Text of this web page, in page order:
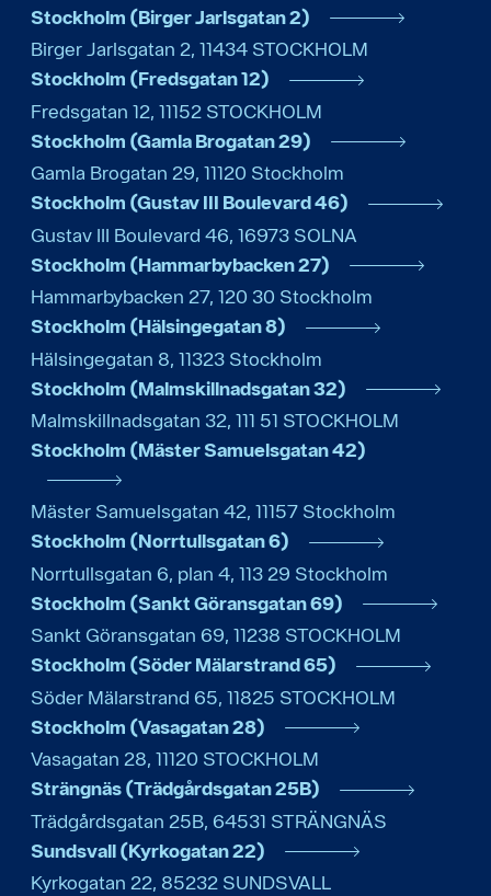
Stockholm (Birger Jarlsgatan 2)
Birger Jarlsgatan 2, 11434 STOCKHOLM
Stockholm (Fredsgatan 12)
Fredsgatan 12, 11152 STOCKHOLM
Stockholm (Gamla Brogatan 29)
Gamla Brogatan 29, 11120 Stockholm
Stockholm (Gustav III Boulevard 46)
Gustav III Boulevard 46, 16973 SOLNA
Stockholm (Hammarbybacken 27)
Hammarbybacken 27, 120 30 Stockholm
Stockholm (Hälsingegatan 8)
Hälsingegatan 8, 11323 Stockholm
Stockholm (Malmskillnadsgatan 32)
Malmskillnadsgatan 32, 111 51 STOCKHOLM
Stockholm (Mäster Samuelsgatan 42)
Mäster Samuelsgatan 42, 11157 Stockholm
Stockholm (Norrtullsgatan 6)
Norrtullsgatan 6, plan 4, 113 29 Stockholm
Stockholm (Sankt Göransgatan 69)
Sankt Göransgatan 69, 11238 STOCKHOLM
Stockholm (Söder Mälarstrand 65)
Söder Mälarstrand 65, 11825 STOCKHOLM
Stockholm (Vasagatan 28)
Vasagatan 28, 11120 STOCKHOLM
Strängnäs (Trädgårdsgatan 25B)
Trädgårdsgatan 25B, 64531 STRÄNGNÄS
Sundsvall (Kyrkogatan 22)
Kyrkogatan 22, 85232 SUNDSVALL